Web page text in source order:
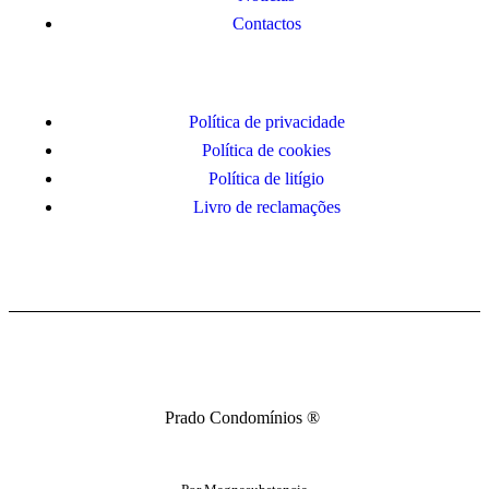
Contactos
Política de privacidade
Política de cookies
Política de litígio
Livro de reclamações
Prado Condomínios ®